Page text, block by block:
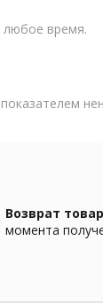
любое время.
Возврат
момента